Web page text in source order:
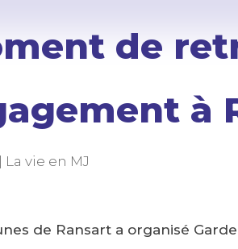
de
à
La vie en MJ
de Ransart a organisé